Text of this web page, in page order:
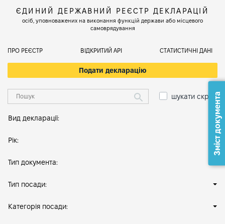
ЄДИНИЙ ДЕРЖАВНИЙ РЕЄСТР ДЕКЛАРАЦІЙ
осіб, уповноважених на виконання функцій держави або місцевого
самоврядування
ПРО РЕЄСТР ВІДКРИТИЙ АРІ СТАТИСТИЧНІ ДАНІ
Подати декларацію
шукати скрізь
Вид декларації:
Рік:
Тип документа:
Тип посади:
Категорія посади:
Зміст документа